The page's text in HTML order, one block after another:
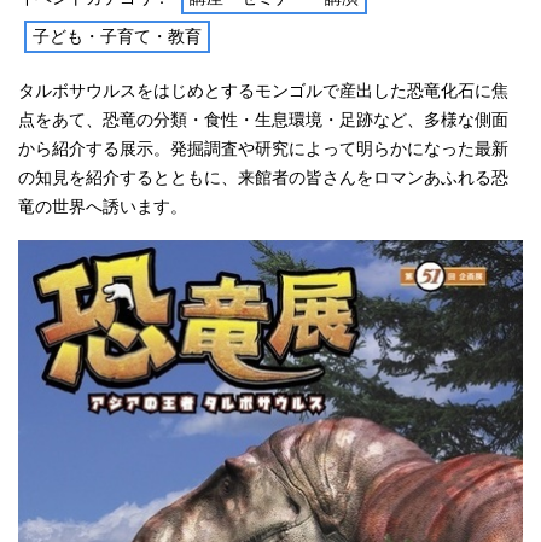
子ども・子育て・教育
タルボサウルスをはじめとするモンゴルで産出した恐竜化石に焦
点をあて、恐竜の分類・食性・生息環境・足跡など、多様な側面
から紹介する展示。発掘調査や研究によって明らかになった最新
の知見を紹介するとともに、来館者の皆さんをロマンあふれる恐
竜の世界へ誘います。